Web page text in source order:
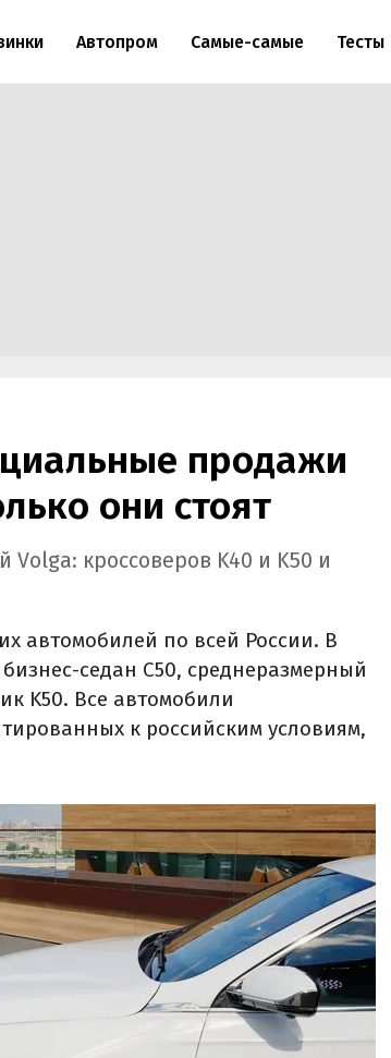
Автопром Самые-самые Тесты
продажи
они стоят
кроссоверов K40 и K50 и
автомобилей по всей России. В
седан C50, среднеразмерный
K50. Все автомобили
к российским условиям,